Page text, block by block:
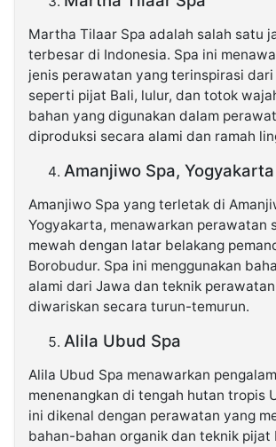
Martha Tilaar Spa adalah salah satu
terbesar di Indonesia. Spa ini
jenis perawatan yang terinspirasi
seperti pijat Bali, lulur, dan totok
bahan yang digunakan dalam
diproduksi secara alami dan ramah
Amanjiwo Spa, Yogyakarta
Amanjiwo Spa yang terletak di
Yogyakarta, menawarkan perawatan
mewah dengan latar belakang
Borobudur. Spa ini menggunakan
alami dari Jawa dan teknik
diwariskan secara turun-temurun.
Alila Ubud Spa
Alila Ubud Spa menawarkan
menenangkan di tengah hutan tropis
ini dikenal dengan perawatan yang
bahan-bahan organik dan teknik pijat